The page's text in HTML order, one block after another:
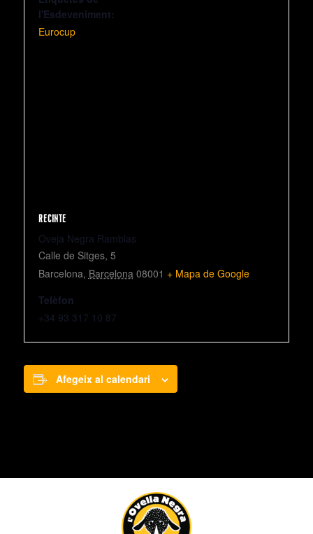
l'Esdeveniment:
Eurocup
RECINTE
Oveja Negra Ramblas
Calle de Sitges, 5
Barcelona, Barcelona 08001 + Mapa de Google
Telèfon
+34 93 317 10 87
Afegeix al calendari